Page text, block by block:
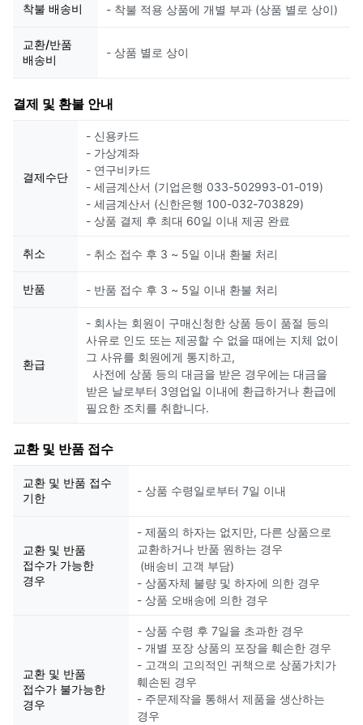
착불 배송비 - 착불 적용 상품에 개별 부과 (상품 별로 상이)
교환/반품
배송비
- 상품 별로 상이
결제 및 환불 안내
결제수단
- 신용카드
- 가상계좌
- 연구비카드
- 세금계산서 (기업은행 033-502993-01-019)
- 세금계산서 (신한은행 100-032-703829)
- 상품 결제 후 최대 60일 이내 제공 완료
취소 - 취소 접수 후 3 ~ 5일 이내 환불 처리
반품 - 반품 접수 후 3 ~ 5일 이내 환불 처리
환급
- 회사는 회원이 구매신청한 상품 등이 품절 등의
사유로 인도 또는 제공할 수 없을 때에는 지체 없이
그 사유를 회원에게 통지하고,
사전에 상품 등의 대금을 받은 경우에는 대금을
받은 날로부터 3영업일 이내에 환급하거나 환급에
필요한 조치를 취합니다.
교환 및 반품 접수
교환 및 반품 접수
기한
- 상품 수령일로부터 7일 이내
교환 및 반품
접수가 가능한
경우
- 제품의 하자는 없지만, 다른 상품으로
교환하거나 반품 원하는 경우
(배송비 고객 부담)
- 상품자체 불량 및 하자에 의한 경우
- 상품 오배송에 의한 경우
교환 및 반품
접수가 불가능한
경우
- 상품 수령 후 7일을 초과한 경우
- 개별 포장 상품의 포장을 훼손한 경우
- 고객의 고의적인 귀책으로 상품가치가
훼손된 경우
- 주문제작을 통해서 제품을 생산하는
경우